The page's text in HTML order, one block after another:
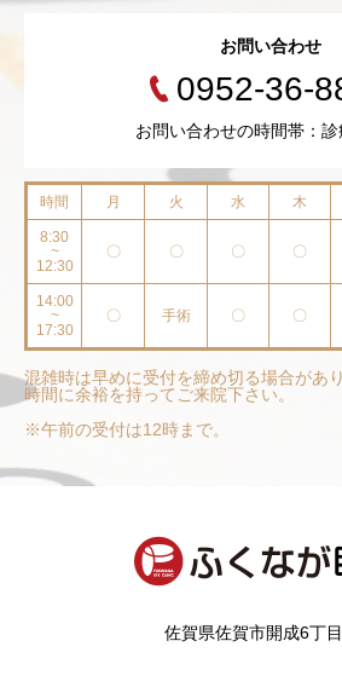
お問い合わせ
0952-36-
お問い合わせの時間帯：
時間 月 火 水 木
8:30
~
12:30
〇 〇 〇 〇
14:00
~
17:30
〇 手術 〇 〇
混雑時は早めに受付を締め切る場合があり
時間に余裕を持ってご来院下さい。
※午前の受付は12時まで。
佐賀県佐賀市開成6丁